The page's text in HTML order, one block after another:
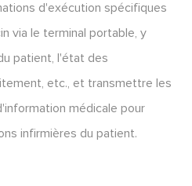
d'exécution spécifiques
via le terminal portable, y
patient, l'état des
etc., et transmettre les
médicale pour
infirmières du patient.